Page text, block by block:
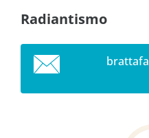
Radiantismo
brattafa